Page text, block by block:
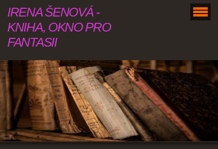
IRENA ŠENOVÁ -
KNIHA, OKNO PRO
FANTASII